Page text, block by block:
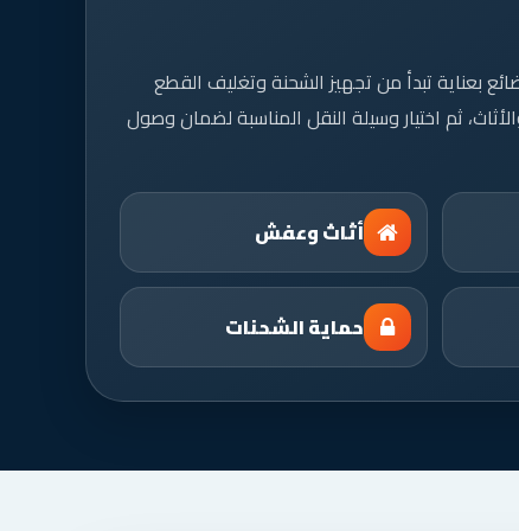
بعناية تبدأ من تجهيز الشحنة وتغليف القطع
ثم اختيار وسيلة النقل المناسبة لضمان وصول
أثاث وعفش
حماية الشحنات